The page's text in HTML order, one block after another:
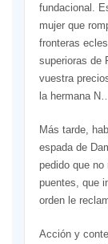
fundacional.
mujer que
fronteras
superioras de
vuestra
la ­hermana
Más tarde,
espada de
pedido que
puentes, que
orden le
Acción y